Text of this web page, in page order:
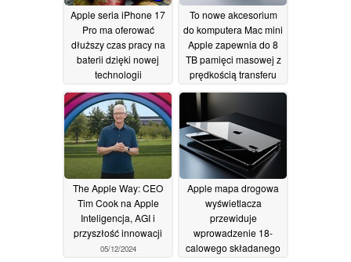
Apple seria iPhone 17
Pro ma oferować
dłuższy czas pracy na
baterii dzięki nowej
technologii
wyświetlania08/12/2024
To nowe akcesorium
do komputera Mac mini
Apple zapewnia do 8
TB pamięci masowej z
prędkością transferu
40 Gb/s07/12/2024
The Apple Way: CEO
Tim Cook na Apple
Inteligencja, AGI i
przyszłość innowacji
05/12/2024
Apple mapa drogowa
wyświetlacza
przewiduje
wprowadzenie 18-
calowego składanego